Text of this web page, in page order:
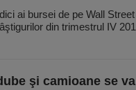
ai bursei de pe Wall
din trimestrul IV
şi camioane se